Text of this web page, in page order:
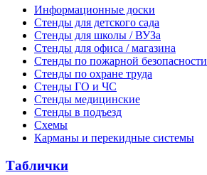
Информационные доски
Стенды для детского сада
Стенды для школы / ВУЗа
Стенды для офиса / магазина
Стенды по пожарной безопасности
Стенды по охране труда
Стенды ГО и ЧС
Стенды медицинские
Стенды в подъезд
Схемы
Карманы и перекидные системы
Таблички